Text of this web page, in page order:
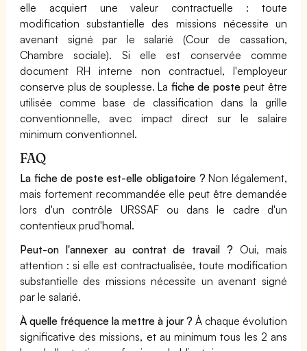
elle acquiert une valeur contractuelle : toute
modification substantielle des missions nécessite un
avenant signé par le salarié (Cour de cassation,
Chambre sociale). Si elle est conservée comme
document RH interne non contractuel, l'employeur
conserve plus de souplesse. La fiche de postepeut être
utilisée comme base de classification dans la grille
conventionnelle, avec impact direct sur le salaire
minimum conventionnel.
FAQ
La fiche de poste est-elle obligatoire ?Non légalement,
mais fortement recommandée elle peut être demandée
lors d'un contrôle URSSAF ou dans le cadre d'un
contentieux prud'homal.
Peut-on l'annexer au contrat de travail ? Oui, mais
attention : si elle est contractualisée, toute modification
substantielle des missions nécessite un avenant signé
par le salarié.
À quelle fréquence la mettre à jour ?À chaque évolution
significative des missions, et au minimum tous les 2 ans